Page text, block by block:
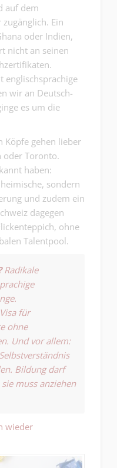
auf dem
Ein
oder Indien,
nicht an seinen
englischsprachige
wir an Deutsch-
es um die
Köpfe gehen lieber
oder Toronto.
haben:
sondern
und zudem ein
dagegen
ohne
Talentpool.
Radikale
für
ohne
Und vor allem:
Bildung darf
muss anziehen
wieder